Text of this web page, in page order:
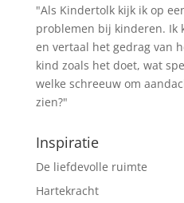
"Als Kindertolk kijk ik op
problemen bij kinderen. Ik
en vertaal het gedrag van
kind zoals het doet, wat
welke schreeuw om
zien?"
Inspiratie
De liefdevolle ruimte
Hartekracht